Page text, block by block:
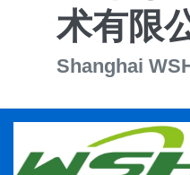
术有限
Shanghai